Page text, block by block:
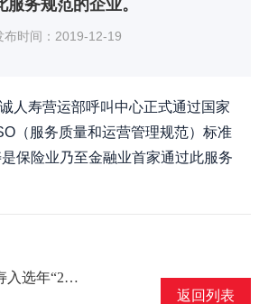
服务规范的企业。
布时间：2019-12-19
人寿营运部呼叫中心正式通过国家
（服务质量和运营管理规范）标准
保险业乃至金融业首家通过此服务
上一篇：中信保诚人寿入选年“2017中国保险（人身险）年度影响力赔案”和“2017中国保险年度服务创新”榜单
返回列表